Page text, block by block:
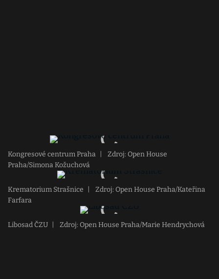
Kongresové centrum Praha
Zdroj: Open House
Praha/Simona Kožuchová
Krematorium Strašnice
Zdroj: Open House Praha/Kateřina
Farfara
Libosad ČZU Zdroj: Open House Praha/Marie Hendrychová